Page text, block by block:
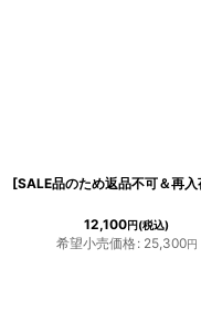
12,100円(税込)
希望小売価格: 25,300円